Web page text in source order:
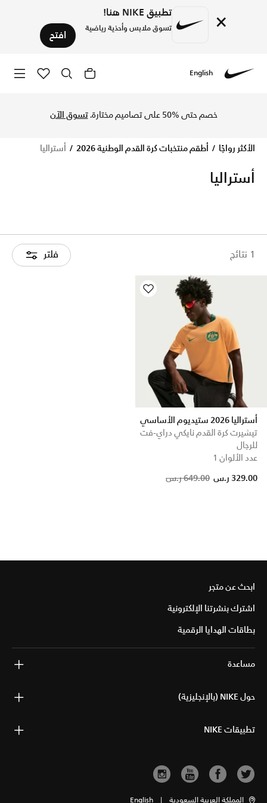
× تطبيق NIKE هنا!
تسوق ملابس وأحذية رياضية افتح
English
خصم حتى %50 على تصاميم مختارة. تسوق الآن
الأكثر رواجًا أطقم منتخبات كرة القدم الوطنية 2026 أستراليا
أستراليا
1 نتائج فلتر
أستراليا 2026 ستيديوم الأساسي
تيشيرت كرة القدم نايكي دراي-فت
للرجال
عدد الألوان 1
Price reduced from
649.00 ر.س to 329.00 ر.س
ابحث عن متجر
اشترك بنشرتنا الإلكترونية
بطاقات الهدايا الرقمية
مساعدة
حول NIKE (بالإنجليزية)
تطبيقات NIKE
المملكة العربية السعودية |
English